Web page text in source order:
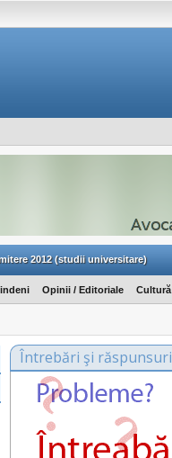
2012 (studii universitare)
Opinii / Editoriale Cultură
Întrebări şi răspunsuri